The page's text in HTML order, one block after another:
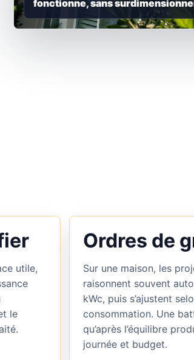
fonctionne, sans
utile,
le
Ordres de
Sur une maison, les
raisonnent souvent
kWc, puis s’ajustent
consommation. Une
qu’après l’équilibre
journée et budget.